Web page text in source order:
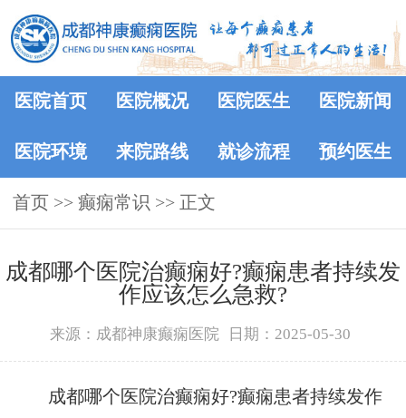
医院首页 医院概况 医院医生 医院新闻
医院环境 来院路线 就诊流程 预约医生
首页 >> 癫痫常识 >> 正文
成都哪个医院治癫痫好?癫痫患者持续发
作应该怎么急救?
来源：成都神康癫痫医院 日期：2025-05-30
成都哪个医院治癫痫好?癫痫患者持续发作